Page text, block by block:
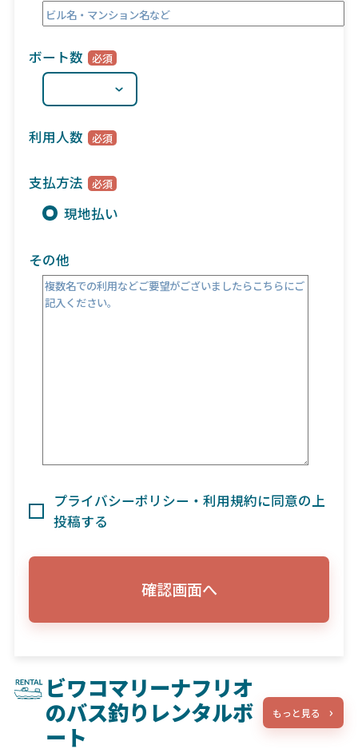
ボート数
利用人数
支払方法
現地払い
その他
プライバシーポリシー・利用規約に同意の上
投稿する
確認画面へ
ビワコマリーナフリオ
のバス釣りレンタルボ
ート
もっと見る